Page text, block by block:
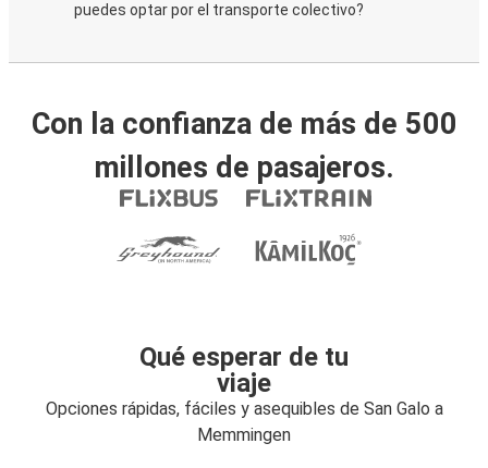
puedes optar por el transporte colectivo?
Con la confianza de más de 500
millones de pasajeros.
Qué esperar de tu
viaje
Opciones rápidas, fáciles y asequibles de San Galo a
Memmingen